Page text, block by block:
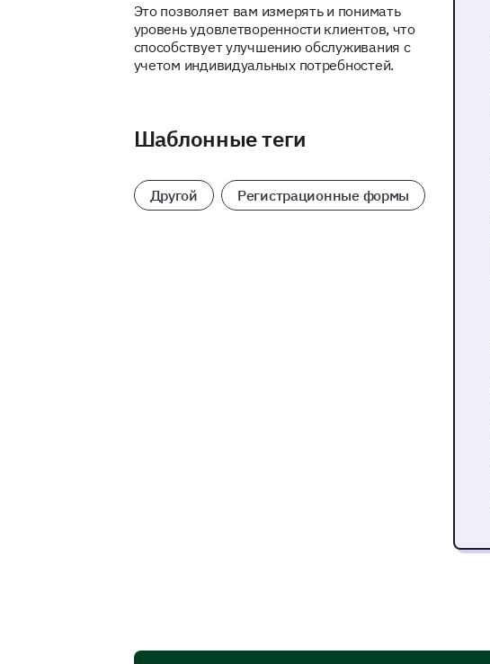
Это позволяет вам измерять и понимать
уровень удовлетворенности клиентов, что
способствует улучшению обслуживания с
учетом индивидуальных потребностей.
Шаблонные теги
Другой Регистрационные формы